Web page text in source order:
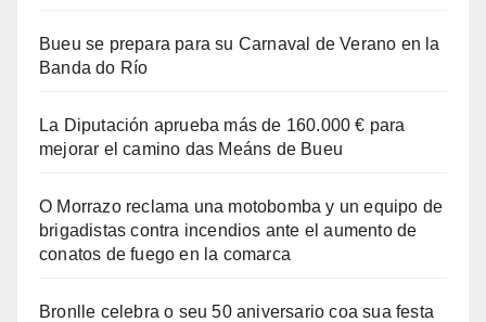
Bueu se prepara para su Carnaval de Verano en la
Banda do Río
La Diputación aprueba más de 160.000 € para
mejorar el camino das Meáns de Bueu
O Morrazo reclama una motobomba y un equipo de
brigadistas contra incendios ante el aumento de
conatos de fuego en la comarca
Bronlle celebra o seu 50 aniversario coa sua festa